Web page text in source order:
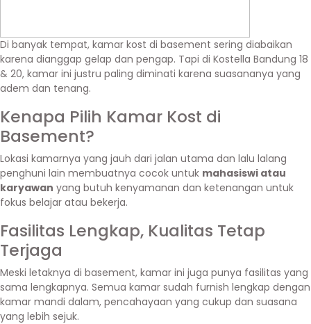
Di banyak tempat, kamar kost di basement sering diabaikan
karena dianggap gelap dan pengap. Tapi di Kostella Bandung 18
& 20, kamar ini justru paling diminati karena suasananya yang
adem dan tenang.
Kenapa Pilih Kamar Kost di
Basement?
Lokasi kamarnya yang jauh dari jalan utama dan lalu lalang
penghuni lain membuatnya cocok untuk mahasiswi atau
karyawan yang butuh kenyamanan dan ketenangan untuk
fokus belajar atau bekerja.
Fasilitas Lengkap, Kualitas Tetap
Terjaga
Meski letaknya di basement, kamar ini juga punya fasilitas yang
sama lengkapnya. Semua kamar sudah furnish lengkap dengan
kamar mandi dalam, pencahayaan yang cukup dan suasana
yang lebih sejuk.